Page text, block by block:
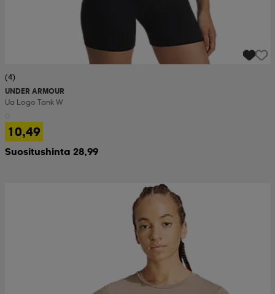
(4)
UNDER ARMOUR
Ua Logo Tank W
10,49
Suositushinta 28,99